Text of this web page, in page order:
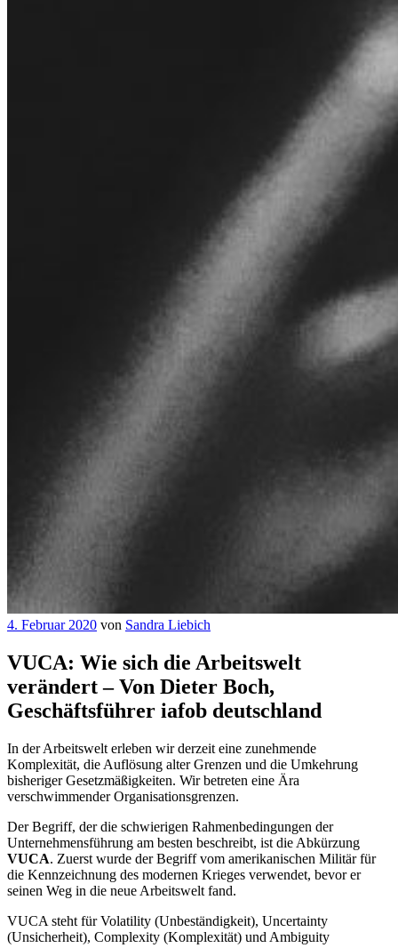
Veröffentlicht
4. Februar 2020 von Sandra Liebich
VUCA: Wie sich die Arbeitswelt
verändert – Von Dieter Boch,
Geschäftsführer iafob deutschland
In der Arbeitswelt erleben wir derzeit eine zunehmende
Komplexität, die Auflösung alter Grenzen und die Umkehrung
bisheriger Gesetzmäßigkeiten. Wir betreten eine Ära
verschwimmender Organisationsgrenzen.
Der Begriff, der die schwierigen Rahmenbedingungen der
Unternehmensführung am besten beschreibt, ist die Abkürzung
VUCA. Zuerst wurde der Begriff vom amerikanischen Militär für
die Kennzeichnung des modernen Krieges verwendet, bevor er
seinen Weg in die neue Arbeitswelt fand.
VUCA steht für Volatility (Unbeständigkeit), Uncertainty
(Unsicherheit), Complexity (Komplexität) und Ambiguity